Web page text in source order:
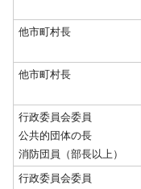
他市町村長
他市町村長
行政委員会委員
公共的団体の長
消防団員（部長以上）
行政委員会委員